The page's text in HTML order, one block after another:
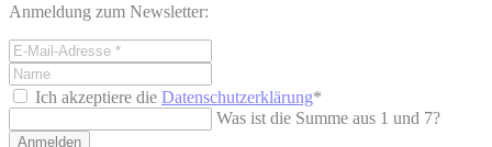
Anmeldung zum Newsletter:
Ich akzeptiere die Datenschutzerklärung*
Was ist die Summe aus 1 und 7?
Anmelden